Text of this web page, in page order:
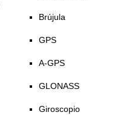
Brújula
GPS
A-GPS
GLONASS
Giroscopio